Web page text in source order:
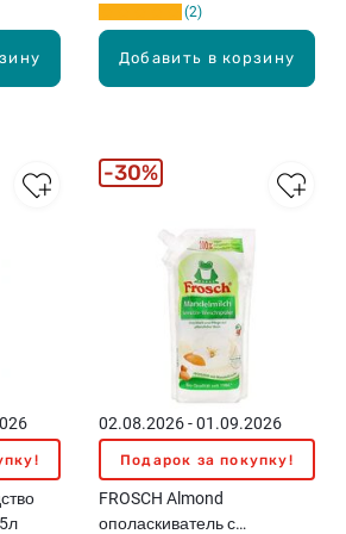
Добавить в корзину
2
02.08.2026 - 01.09.2026
Подарок за покупку!
FROSCH Almond
ополаскиватель с
30%